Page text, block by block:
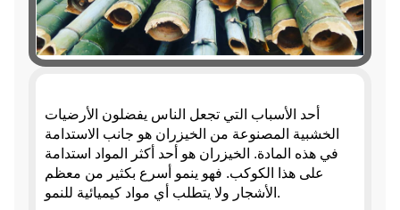
أحد الأسباب التي تجعل الناس يفضلون الأرضيات
الخشبية المصنوعة من الخيزران هو جانب الاستدامة
في هذه المادة. الخيزران هو أحد أكثر المواد استدامة
على هذا الكوكب. فهو ينمو أسرع بكثير من معظم
الأشجار ولا يتطلب أي مواد كيميائية للنمو.